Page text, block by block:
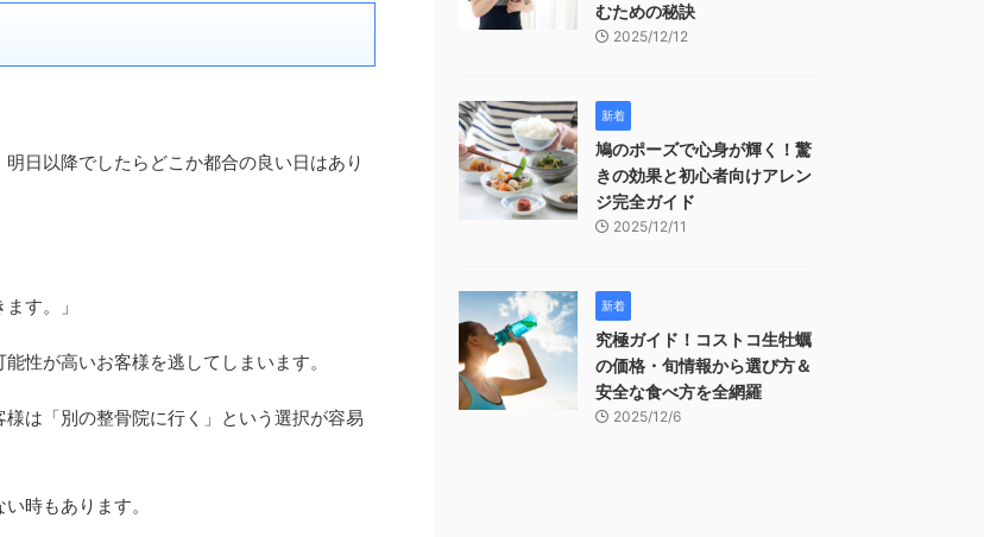
日以降でしたらどこか都合の良い日はあり
す。」
性が高いお客様を逃してしまいます。
は「別の整骨院に行く」という選択が容易
時もあります。
むための秘訣
2025/12/12
新着
鳩のポーズで心身が輝く！驚
きの効果と初心者向けアレン
ジ完全ガイド
2025/12/11
新着
究極ガイド！コストコ生牡蠣
の価格・旬情報から選び方＆
安全な食べ方を全網羅
2025/12/6